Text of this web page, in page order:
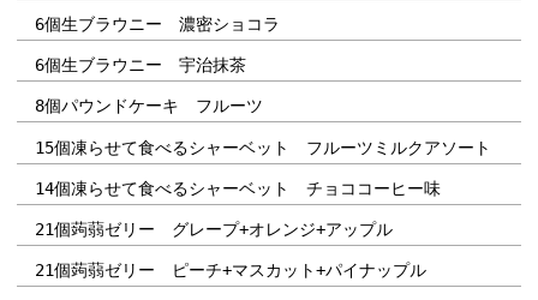
6個生ブラウニー 濃密ショコラ
6個生ブラウニー 宇治抹茶
8個パウンドケーキ フルーツ
15個凍らせて食べるシャーベット フルーツミルクアソート
14個凍らせて食べるシャーベット チョココーヒー味
21個蒟蒻ゼリー グレープ+オレンジ+アップル
21個蒟蒻ゼリー ピーチ+マスカット+パイナップル